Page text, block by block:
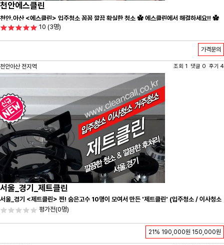
천안에스클린
천안.아산 <에스클린> 입주청소 꼼꼼 깔끔 확실한 청소 ✿ 에스클린에서 해결하세요!! ✿
10 (3명)
가격문의
천안아산 전지역 조회 1 댓글 0 후기 4
서울_경기_제트클린
서울_경기 <제트클린> 찐! 숨은고수 10명이 모여서 만든 '제트클린' (입주청소 / 이사청소
/ 줄눈시공) 항상 꼼꼼하게 친절하게 응대하겠습니다^-^
평가전(0명)
21% 190,000원 150,000원